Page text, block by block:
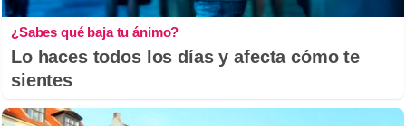
¿Sabes qué baja tu ánimo?
Lo haces todos los días y afecta cómo te
sientes